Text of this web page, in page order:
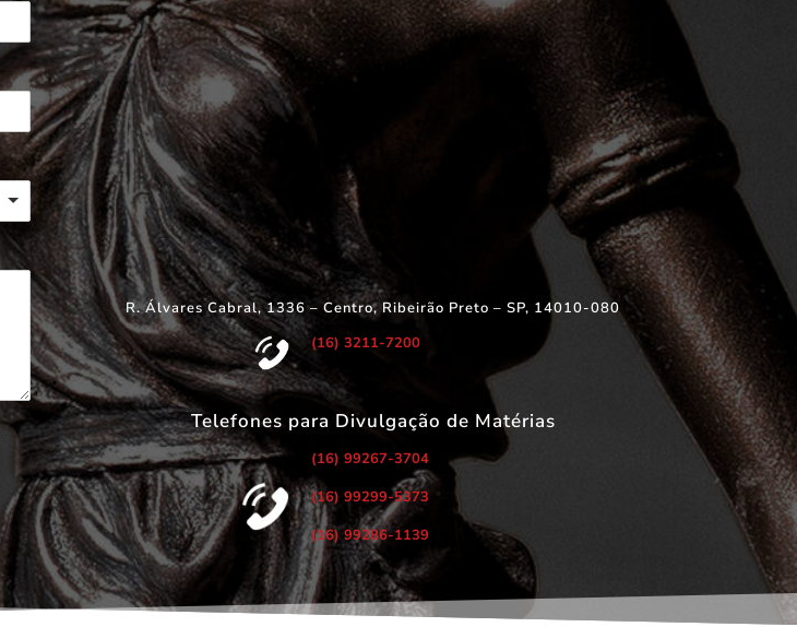
R. Álvares Cabral, 1336 – Centro, Ribeirão Preto – SP, 14010-080
(16) 3211-7200
Telefones para Divulgação de Matérias
(16) 99267-3704
(16) 99299-5373
(16) 99286-1139